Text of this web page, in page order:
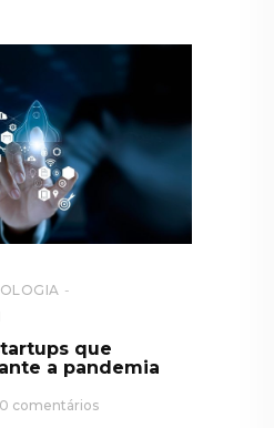
que
a pandemia
0 comentários